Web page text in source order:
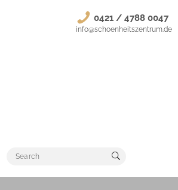
0421 / 4788 0047
info@schoenheitszentrum.de